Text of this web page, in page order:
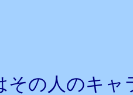
その人のキ